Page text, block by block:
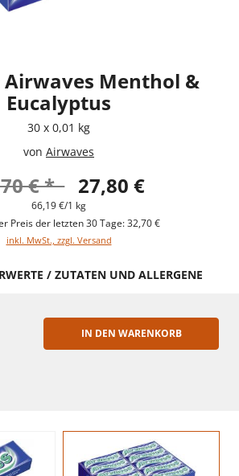
Airwaves Menthol &
Eucalyptus
30 x 0,01 kg
von Airwaves
€ * 27,80 €
66,19 €/1 kg
Preis der letzten 30 Tage: 32,70 €
inkl. MwSt., zzgl. Versand
/ ZUTATEN UND ALLERGENE
ERHÖHEN
IN DEN WARENKORB